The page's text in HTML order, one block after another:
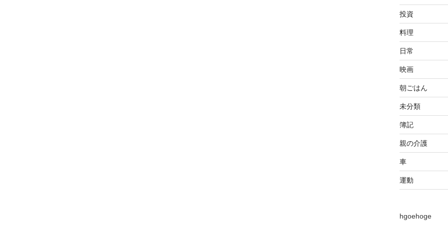
投資
料理
日常
映画
朝ごはん
未分類
簿記
親の介護
車
運動
hgoehoge